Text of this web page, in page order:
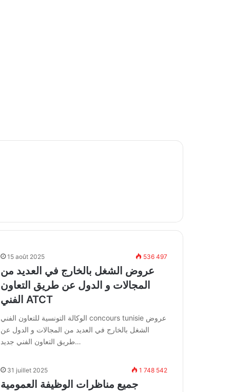
15 août 2025 536 497
عروض الشغل بالخارج في العديد من
المجالات و الدول عن طريق التعاون
الفني ATCT
الوكالة التونسية للتعاون الفني concours tunisie عروض
الشغل بالخارج في العديد من المجالات و الدول عن
طريق التعاون الفني جديد…
31 juillet 2025 1 748 542
جميع مناظرات الوظيفة العمومية